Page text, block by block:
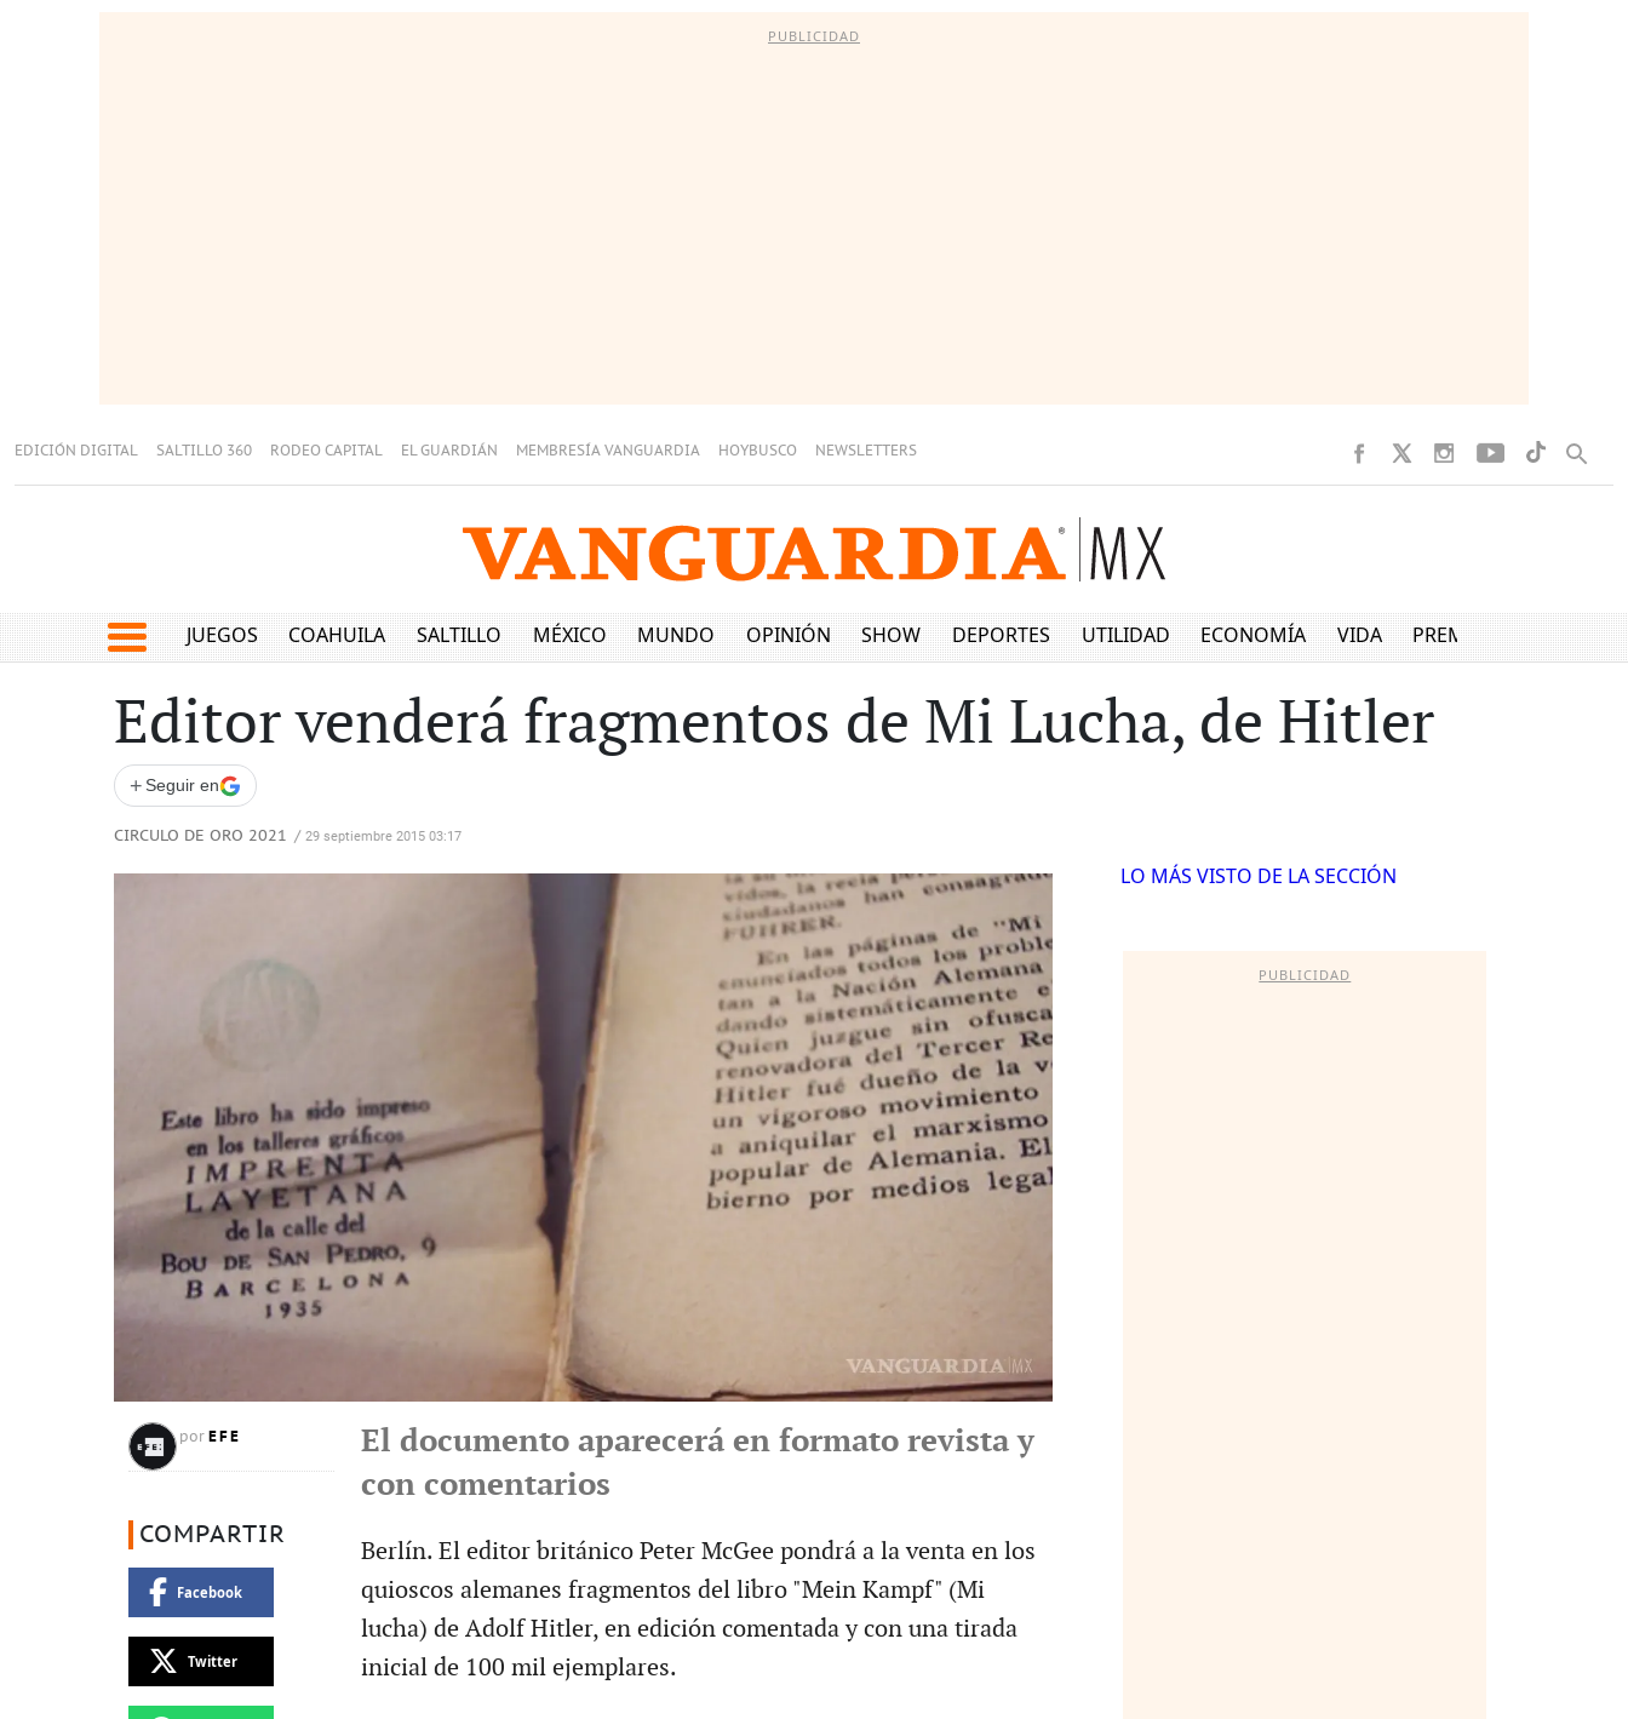
PUBLICIDAD
EDICIÓN DIGITAL SALTILLO 360 RODEO CAPITAL EL GUARDIÁN MEMBRESÍA VANGUARDIA HOYBUSCO NEWSLETTERS
JUEGOS COAHUILA SALTILLO MÉXICO MUNDO OPINIÓN SHOW DEPORTES UTILIDAD ECONOMÍA VIDA PREMIUM
Editor venderá fragmentos de Mi Lucha, de Hitler
+ Seguir en
CIRCULO DE ORO 2021 / 29 septiembre 2015 03:17
por EFE
COMPARTIR
Facebook
Twitter
El documento aparecerá en formato revista y
con comentarios
Berlín. El editor británico Peter McGee pondrá a la venta en los
quioscos alemanes fragmentos del libro "Mein Kampf" (Mi
lucha) de Adolf Hitler, en edición comentada y con una tirada
inicial de 100 mil ejemplares.
LO MÁS VISTO DE LA SECCIÓN
PUBLICIDAD